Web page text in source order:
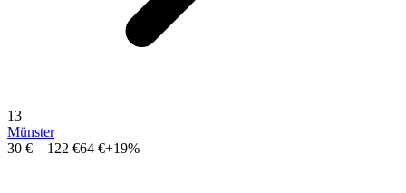
13
Münster
30 € – 122 €64 €+19%